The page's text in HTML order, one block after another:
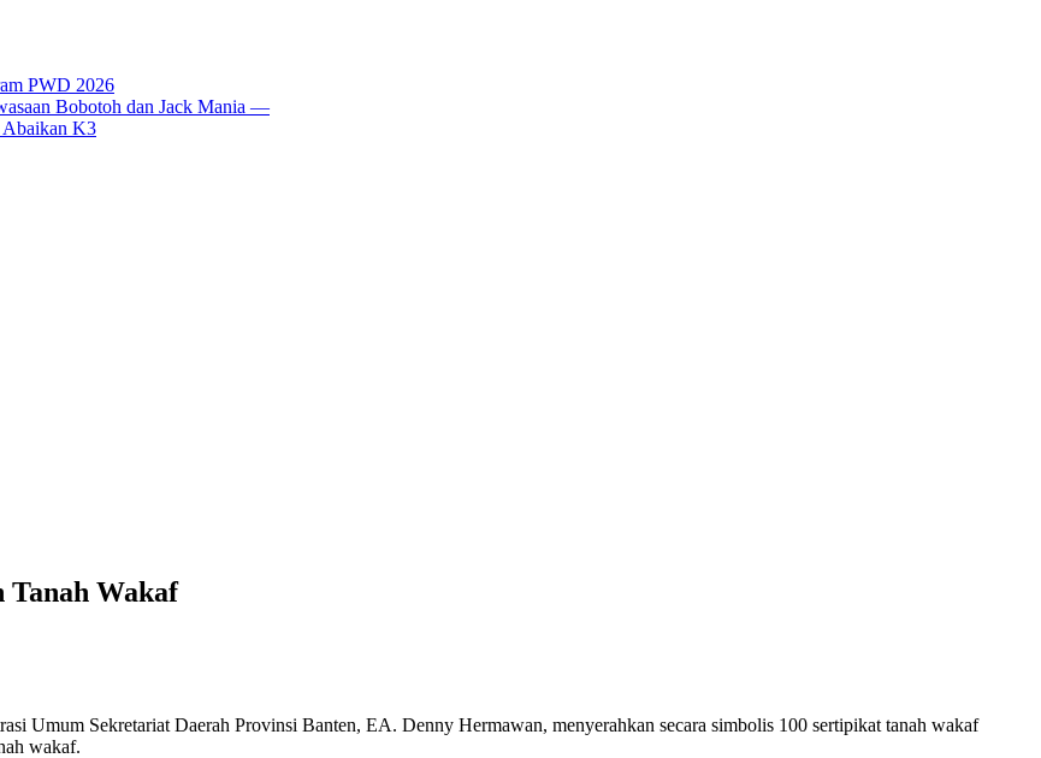
PWD 2026
Bobotoh dan Jack Mania —
Abaikan K3
Tanah Wakaf
Umum Sekretariat Daerah Provinsi Banten, EA. Denny Hermawan, menyerahkan secara simbolis 100 sertipikat tanah wakaf
wakaf.